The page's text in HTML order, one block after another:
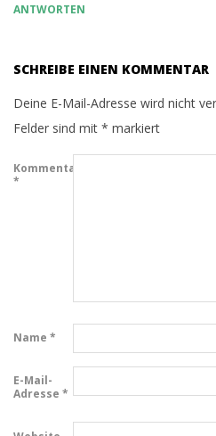
ANTWORTEN
SCHREIBE EINEN KOMMENTAR
Deine E-Mail-Adresse wird nicht
Felder sind mit * markiert
Kommentar
*
Name *
E-Mail-
Adresse *